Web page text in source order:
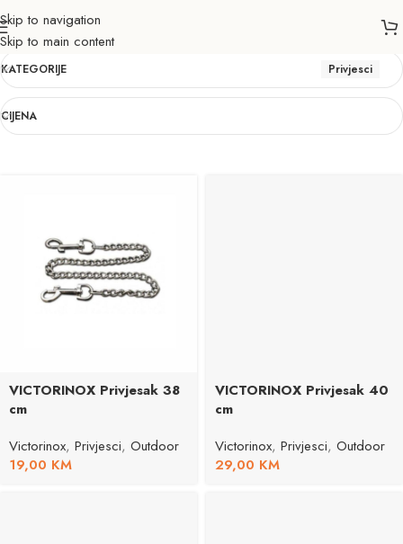
Skip to navigation
Skip to main content
Privjesci
KATEGORIJE Privjesci
CIJENA
VICTORINOX Privjesak 38
cm
Victorinox, Privjesci, Outdoor
19,00 KM
VICTORINOX Privjesak 40
cm
Victorinox, Privjesci, Outdoor
29,00 KM